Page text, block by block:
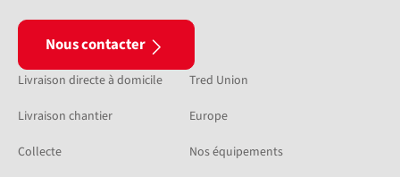
Nous contacter
Livraison directe à domicile
Livraison chantier
Collecte
Tred Union
Europe
Nos équipements